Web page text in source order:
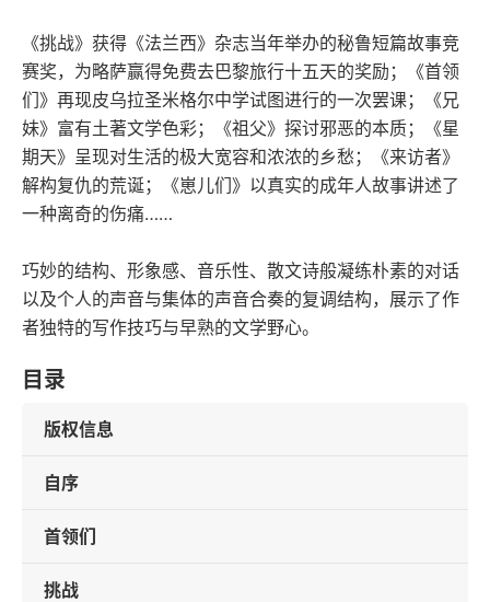
《挑战》获得《法兰西》杂志当年举办的秘鲁短篇故事竞
赛奖，为略萨赢得免费去巴黎旅行十五天的奖励；《首领
们》再现皮乌拉圣米格尔中学试图进行的一次罢课；《兄
妹》富有土著文学色彩；《祖父》探讨邪恶的本质；《星
期天》呈现对生活的极大宽容和浓浓的乡愁；《来访者》
解构复仇的荒诞；《崽儿们》以真实的成年人故事讲述了
一种离奇的伤痛……
巧妙的结构、形象感、音乐性、散文诗般凝练朴素的对话
以及个人的声音与集体的声音合奏的复调结构，展示了作
者独特的写作技巧与早熟的文学野心。
目录
版权信息
自序
首领们
挑战